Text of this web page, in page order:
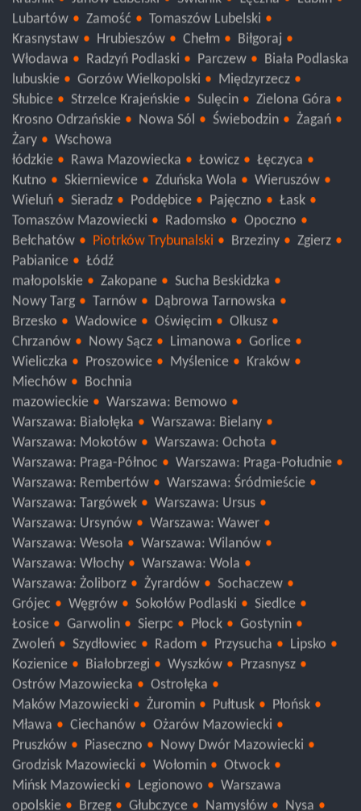
Kraśnik
Janów Lubelski Świdnik Łęczna
Lubartów
Zamość
Tomaszów Lubelski
Krasnystaw
Hrubieszów Chełm
Biłgoraj
Włodawa
Radzyń Podlaski Parczew
Biała Podlaska
lubuskie
Gorzów Wielkopolski
Międzyrzecz
Słubice
Strzelce Krajeńskie Sulęcin
Zielona Góra
Krosno Odrzańskie
Żary
Wschowa
łódzkie
Rawa Mazowiecka Łowicz
Łęczyca
Kutno
Skierniewice Zduńska Wola
Wieruszów
Wieluń
Sieradz Poddębice Pajęczno
Łask
Tomaszów Mazowiecki
Radomsko
Opoczno
Bełchatów
Piotrków Trybunalski
Pabianice
Łódź
małopolskie
Zakopane
Sucha Beskidzka
Nowy Targ
Tarnów
Dąbrowa Tarnowska
Brzesko
Wadowice Oświęcim
Olkusz
Chrzanów
Nowy Sącz Limanowa
Gorlice
Wieliczka
Proszowice
Miechów
Bochnia
mazowieckie
Warszawa: Bemowo
Warszawa: Białołęka
Warszawa: Bielany
Warszawa: Mokotów
Warszawa: Ochota
Warszawa: Praga-Północ
Warszawa: Praga-Południe
Warszawa: Rembertów
Warszawa: Śródmieście
Warszawa: Targówek
Warszawa: Ursus
Warszawa: Ursynów
Warszawa: Wawer
Warszawa: Wesoła
Warszawa: Wilanów
Warszawa: Włochy
Warszawa: Wola
Warszawa: Żoliborz
Żyrardów
Sochaczew
Grójec
Węgrów Sokołów Podlaski
Siedlce
Łosice
Garwolin Sierpc Płock
Gostynin
Zwoleń
Szydłowiec Radom Przysucha
Lipsko
Kozienice
Białobrzegi Wyszków
Ostrów Mazowiecka
Ostrołęka
Maków Mazowiecki
Żuromin Pułtusk
Płońsk
Mława
Ciechanów
Ożarów Mazowiecki
Pruszków
Piaseczno
Nowy Dwór Mazowiecki
Grodzisk Mazowiecki
Wołomin
Otwock
Mińsk Mazowiecki
Legionowo
Warszawa